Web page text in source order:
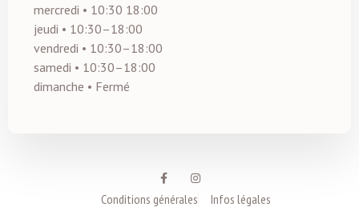
mercredi • 10:30 18:00
jeudi • 10:30–18:00
vendredi • 10:30–18:00
samedi • 10:30–18:00
dimanche • Fermé
Conditions générales Infos légales